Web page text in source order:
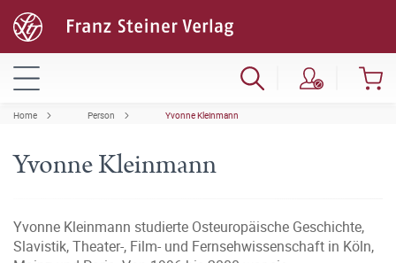
Home Person Yvonne Kleinmann
Yvonne Kleinmann
Yvonne Kleinmann studierte Osteuropäische Geschichte,
Slavistik, Theater-, Film- und Fernsehwissenschaft in Köln,